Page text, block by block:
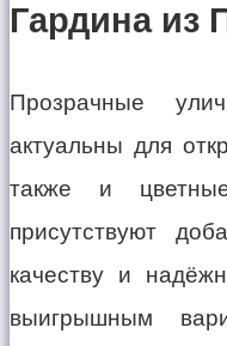
Гардина из
Прозрачные
актуальны для
также и
присутствуют
качеству и
выигрышным